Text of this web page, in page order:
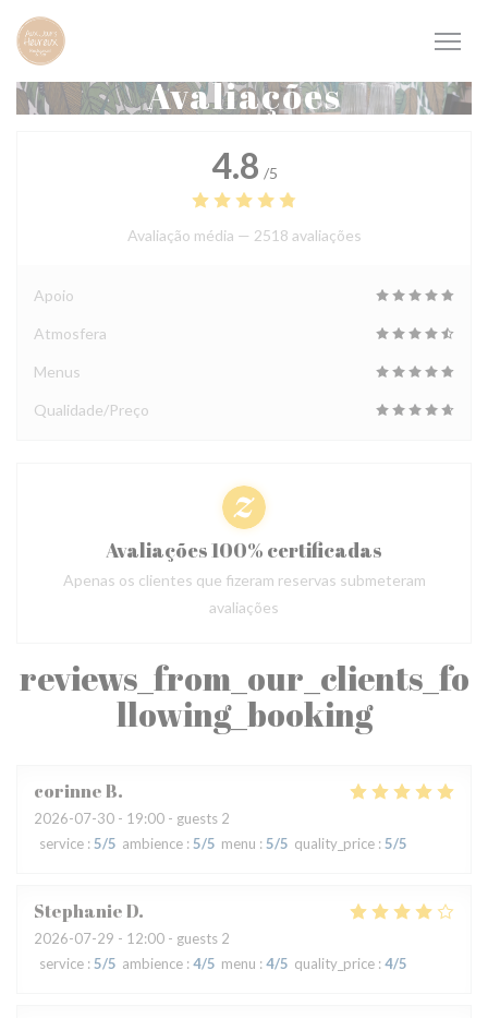
Painel de Gerenciamento de Cookies
Avaliações
reviews_from_our_clients_fo
llowing_booking
corinneB
2026-07-30 - 19:00 - guests 2
service : 5/5 ambience : 5/5 menu : 5/5 quality_price : 5/5
StephanieD
2026-07-29 - 12:00 - guests 2
service : 5/5 ambience : 4/5 menu : 4/5 quality_price : 4/5
4.8 /5
Avaliação média — 2518 avaliações
Apoio
Atmosfera
Menus
Qualidade/Preço
Avaliações 100% certificadas
Apenas os clientes que fizeram reservas submeteram
avaliações